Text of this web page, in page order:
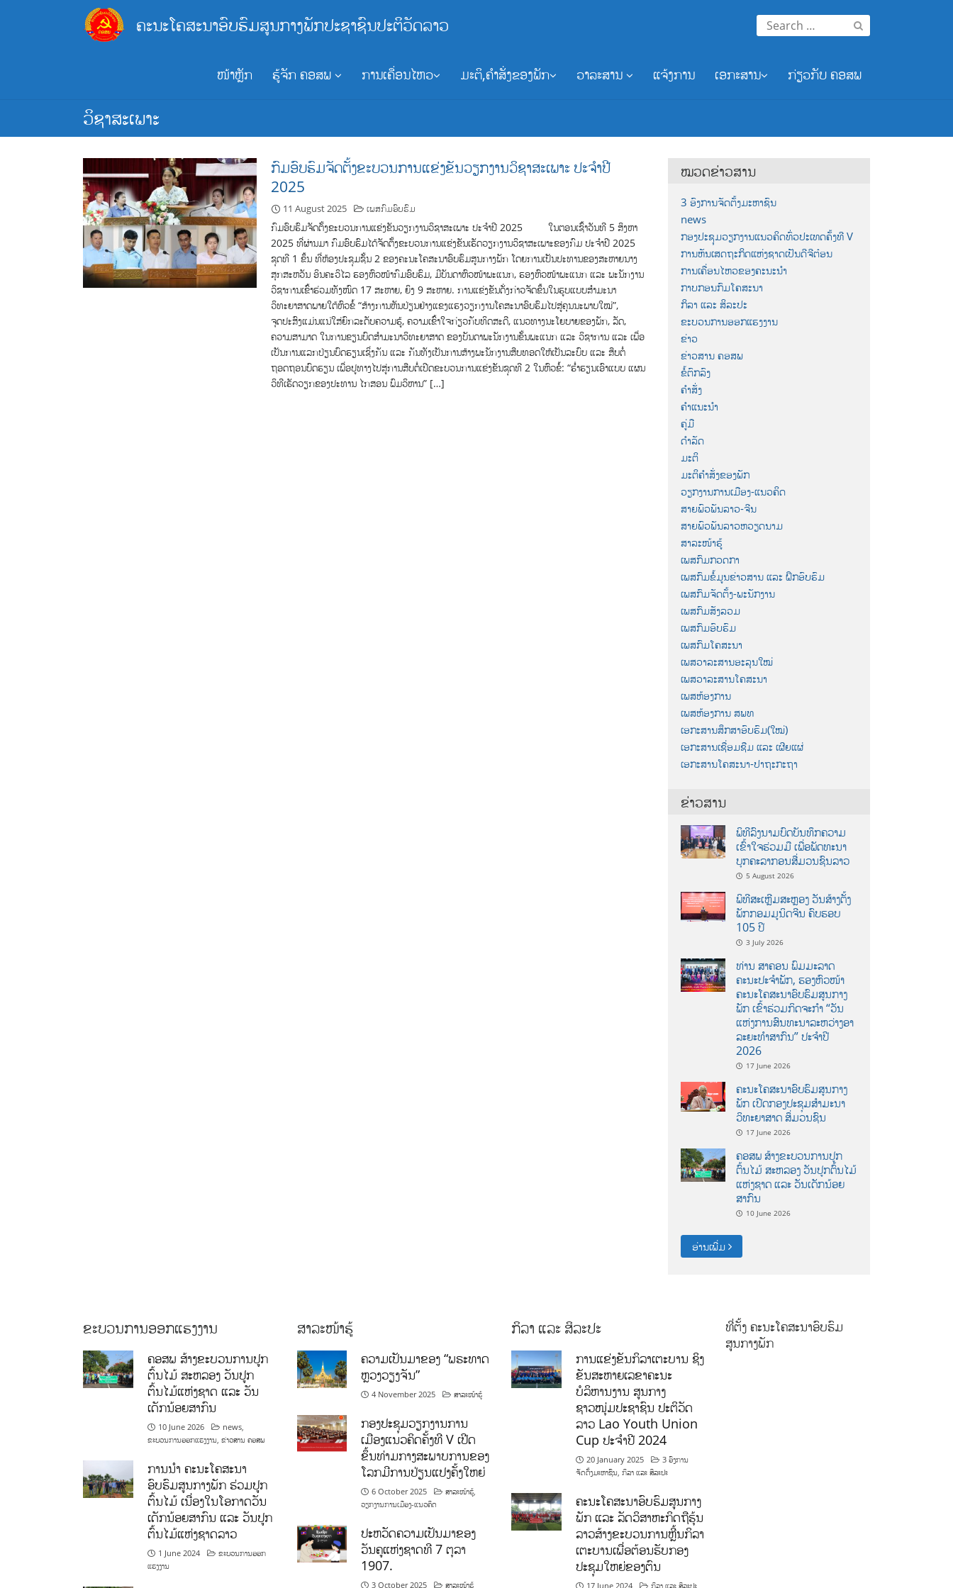
ຄະນະໂຄສະນາອົບຮົມສູນກາງພັກປະຊາຊົນປະຕິວັດລາວ
Search
for:
ໜ້າຫຼັກ ຮູ້ຈັກ ຄອສພ ການເຄື່ອນໄຫວ ມະຕິ,ຄຳສັ່ງຂອງພັກ ວາລະສານ ແຈ້ງການ ເອກະສານ ກ່ຽວກັບ ຄອສພ
ວິຊາສະເພາະ
ກົມອົບຮົມຈັດຕັ້ງຂະບວນການແຂ່ງຂັນວຽກງານວິຊາສະເພາະ ປະຈໍາປີ
2025
11 August 2025 ເພສກົມອົບຮົມ
ກົມອົບຮົມຈັດຕັ້ງຂະບວນການແຂ່ງຂັນວຽກງານວິຊາສະເພາະ ປະຈໍາປີ 2025 ໃນຕອນເຊົ້າວັນທີ 5 ສິງຫາ
2025 ທີ່ຜ່ານມາ ກົມອົບຮົມໄດ້ຈັດຕັ້ງຂະບວນການແຂ່ງຂັນເຮັດວຽກງານວິຊາສະເພາະຂອງກົມ ປະຈໍາປີ 2025
ຊຸດທີ 1 ຂຶ້ນ ທີ່ຫ້ອງປະຊຸມຊັ້ນ 2 ຂອງຄະນະໂຄສະນາອົບຮົມສູນກາງພັກ ໂດຍການເປັນປະທານຂອງສະຫາຍນາງ
ສຸກສະຫວັນ ອິນຄະວິໄລ ຮອງຫົວໜ້າກົມອົບຮົມ, ມີບັນດາຫົວໜ້າພະແນກ, ຮອງຫົວໜ້າພະແນກ ແລະ ພະນັກງານ
ວິຊາການເຂົ້າຮ່ວມທັງໜົດ 17 ສະຫາຍ, ຍິງ 9 ສະຫາຍ. ການແຂ່ງຂັນດັ່ງກ່າວຈັດຂຶ້ນໃນຮູບແບບສໍາມະນາ
ວິທະຍາສາດພາຍໃຕ້ຫົວຂໍ້ “ສ້າງການຫັນປ່ຽນຢ່າງແຂງແຮງວຽກງານໂຄສະນາອົບຮົມໄປສູ່ຄຸນນະພາບໃໝ່”,
ຈຸດປະສົງແມ່ນແນ່ໃສ່ຍົກລະດັບຄວາມຮູ້, ຄວາມເຂົ້າໃຈກ່ຽວກັບທິດສະດີ, ແນວທາງນະໂຍບາຍຂອງພັກ, ລັດ,
ຄວາມສາມາດ ໃນການຂຽນບົດສໍາມະນາວິທະຍາສາດ ຂອງບັນດາພະນັກງານຂັ້ນພະແນກ ແລະ ວິຊາການ ແລະ ເພື່ອ
ເປັນການແລກປ່ຽນບົດຮຽນເຊິ່ງກັນ ແລະ ກັນທັງເປັນການສ້າງພະນັກງານສືບທອດໃຫ້ເປັນລະບົບ ແລະ ສືບຕໍ່
ຖອດຖອນບົດຮຽນ ເພື່ອປູທາງໄປສູ່ການສືບຕໍ່ເປີດຂະບວນການແຂ່ງຂັນຊຸດທີ 2 ໃນຫົວຂໍ້: “ຮໍ່າຮຽນເອົາແບບ ແຜນ
ວິທີເຮັດວຽກຂອງປະທານ ໄກສອນ ພົມວິຫານ” […]
ໝວດຂ່າວສານ
3 ອົງການຈັດຕັ້ງມະຫາຊົນ
news
ກອງປະຊຸມວຽກງານແນວຄິດທົ່ວປະເທດຄັ້ງທີ V
ການຫັນເສດຖະກິດແຫ່ງຊາດເປັນດີຈີຕ໋ອນ
ການເຄື່ອນໄຫວຂອງຄະນະນຳ
ກາບກອນກົມໂຄສະນາ
ກິລາ ແລະ ສິລະປະ
ຂະບວນການອອກແຮງງານ
ຂ່າວ
ຂ່າວສານ ຄອສພ
ຂໍ້ຕົກລົງ
ຄຳສັ່ງ
ຄຳແນະນຳ
ຄູ່ມື
ດຳລັດ
ມະຕິ
ມະຕິຄຳສັ່ງຂອງພັກ
ວຽກງານການເມືອງ-ແນວຄິດ
ສາຍພົວພັນລາວ-ຈີນ
ສາຍພົວພັນລາວຫວຽດນາມ
ສາລະໜ້າຮູ້
ເພສກົມກວດກາ
ເພສກົມຂໍ້ມູນຂ່າວສານ ແລະ ຝຶກອົບຮົມ
ເພສກົມຈັດຕັ້ງ-ພະນັກງານ
ເພສກົມສັງລວມ
ເພສກົມອົບຮົມ
ເພສກົມໂຄສະນາ
ເພສວາລະສານອະລຸນໃໝ່
ເພສວາລະສານໂຄສະນາ
ເພສຫ້ອງການ
ເພສຫ້ອງການ ສພທ
ເອກະສານສຶກສາອົບຮົມ(ໃໝ່)
ເອກະສານເຊື່ອມຊືມ ແລະ ເຜີຍແຜ່
ເອກະສານໂຄສະນາ-ປາຖະກະຖາ
ຂ່າວສານ
ພິທີລົງນາມບົດບັນທຶກຄວາມ
ເຂົ້າໃຈຮ່ວມມື ເພື່ອພັດທະນາ
ບຸກຄະລາກອນສື່ມວນຊົນລາວ
5 August 2026
ພິທີສະເຫຼີມສະຫຼອງ ວັນສ້າງຕັ້ງ
ພັກກອມມູນິດຈີນ ຄົບຮອບ
105 ປີ
3 July 2026
ທ່ານ ສາຄອນ ພົມມະລາດ
ຄະນະປະຈໍາພັກ, ຮອງຫົວໜ້າ
ຄະນະໂຄສະນາອົບຮົມສູນກາງ
ພັກ ເຂົ້າຮ່ວມກິດຈະກຳ “ວັນ
ແຫ່ງການສົນທະນາລະຫວ່າງອາ
ລະຍະທຳສາກົນ” ປະຈຳປີ
2026
17 June 2026
ຄະນະໂຄສະນາອົບຮົມສູນກາງ
ພັກ ເປີດກອງປະຊຸມສຳມະນາ
ວິທະຍາສາດ ສຶ່ມວນຊົນ
17 June 2026
ຄອສພ ສ້າງຂະບວນການປູກ
ຕົ້ນໄມ້ ສະຫລອງ ວັນປູກຕົ້ນໄມ້
ແຫ່ງຊາດ ແລະ ວັນເດັກນ້ອຍ
ສາກົນ
10 June 2026
ອ່ານເພີ່ມ
ຂະບວນການອອກແຮງງານ
ຄອສພ ສ້າງຂະບວນການປູກ
ຕົ້ນໄມ້ ສະຫລອງ ວັນປູກ
ຕົ້ນໄມ້ແຫ່ງຊາດ ແລະ ວັນ
ເດັກນ້ອຍສາກົນ
10 June 2026 news,
ຂະບວນການອອກແຮງງານ, ຂ່າວສານ ຄອສພ
ການນໍາ ຄະນະໂຄສະນາ
ອົບຮົມສູນກາງພັກ ຮ່ວມປູກ
ຕົ້ນໄມ້ ເນື່ອງໃນໂອກາດວັນ
ເດັກນ້ອຍສາກົນ ແລະ ວັນປູກ
ຕົ້ນໄມ້ແຫ່ງຊາດລາວ
1 June 2024
ຂະບວນການອອກ
ແຮງງານ
ສາລະໜ້າຮູ້
ຄວາມເປັນມາຂອງ “ພຣະທາດ
ຫຼວງວຽງຈັນ”
4 November 2025 ສາລະໜ້າຮູ້
ກອງປະຊຸມວຽກງານການ
ເມືອງແນວຄິດຄັ້ງທີ V ເປີດ
ຂຶ້ນທ່າມກາງສະພາບການຂອງ
ໂລກມີການປ່ຽນແປງຄັ້ງໃຫຍ່
6 October 2025 ສາລະໜ້າຮູ້,
ວຽກງານການເມືອງ-ແນວຄິດ
ປະຫວັດຄວາມເປັນມາຂອງ
ວັນຄູແຫ່ງຊາດທີ 7 ຕຸລາ
1907.
3 October 2025 ສາລະໜ້າຮູ້
ກິລາ ແລະ ສິລະປະ
ການແຂ່ງຂັນກິລາເຕະບານ ຊິງ
ຂັນສະຫາຍເລຂາຄະນະ
ບໍລິຫານງານ ສູນກາງ
ຊາວໜຸ່ມປະຊາຊົນ ປະຕິວັດ
ລາວ Lao Youth Union
Cup ປະຈຳປີ 2024
20 January 2025
3 ອົງການ
ຈັດຕັ້ງມະຫາຊົນ, ກິລາ ແລະ ສິລະປະ
ຄະນະໂຄສະນາອົບຮົມສູນກາງ
ພັກ ແລະ ລັດວິສາຫະກິດຖືຮຸ້ນ
ລາວສ້າງຂະບວນການຫຼີ້ນກິລາ
ເຕະບານເພື່ອຕ້ອນຮັບກອງ
ປະຊຸມໃຫຍ່ຂອງຕົນ
17 June 2024 ກິລາ ແລະ ສິລະປະ
ທີ່ຕັ້ງ ຄະນະໂຄສະນາອົບຮົມ
ສູນກາງພັກ